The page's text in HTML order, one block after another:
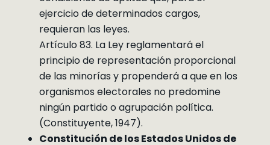
ejercicio de determinados cargos,
requieran las leyes.
Artículo 83. La Ley reglamentará el
principio de representación proporcional
de las minorías y propenderá a que en los
organismos electorales no predomine
ningún partido o agrupación política.
(Constituyente, 1947).
Constitución de los Estados Unidos de